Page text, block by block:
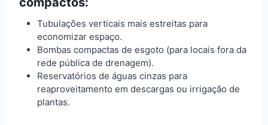
Tubulações verticais mais estreitas para
economizar espaço.
Bombas compactas de esgoto (para locais fora da
rede pública de drenagem).
Reservatórios de águas cinzas para
reaproveitamento em descargas ou irrigação de
plantas.